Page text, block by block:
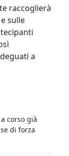
raccoglierà
sulle
a
corso già
di forza